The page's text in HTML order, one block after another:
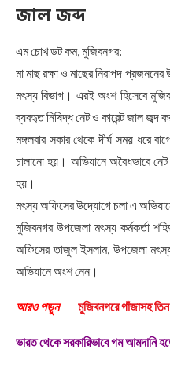
জাল জব্দ
এম চোখ ডট কম, মুজিবনগর:
মা মাছ রক্ষা ও মাছের নিরাপদ
মৎস্য বিভাগ। এরই অংশ হিসেবে
ব্যবহৃত নিষিদ্ধ নেট ও কারেন্ট জাল জব্দ
মঙ্গলবার সকার থেকে দীর্ঘ সময় ধরে
চালানো হয়। অভিযানে অবৈধভাবে
হয়।
মৎস্য অফিসের উদ্যোগে চলা এ
মুজিবনগর উপজেলা মৎস্য কর্মকর্তা
অফিসের তাজুল ইসলাম, উপজেলা
অভিযানে অংশ নেন।
আরও পড়ুন মুজিবনগরে গাঁজাসহ
ভারত থেকে সরকারিভাবে গম আমদানি